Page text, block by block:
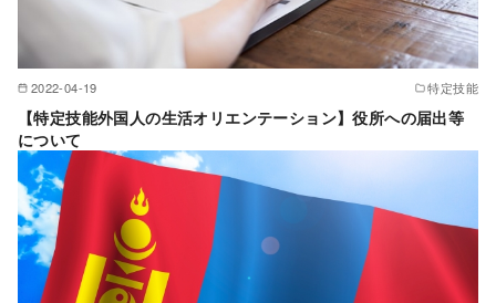
2022-04-19 特定技能
【特定技能外国人の生活オリエンテーション】役所への届出等
について